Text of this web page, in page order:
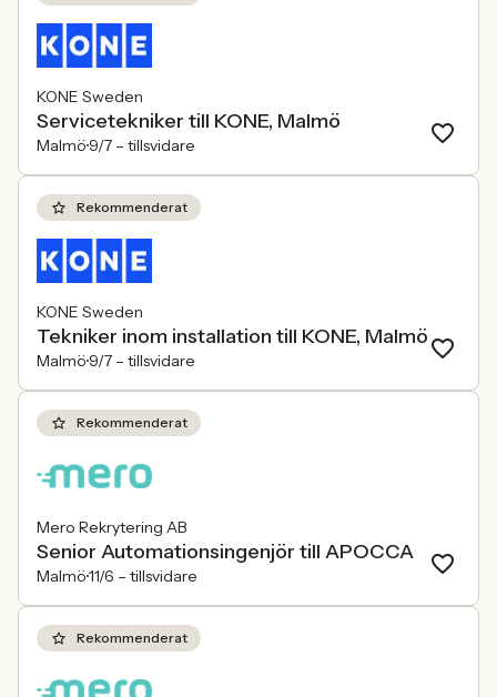
KONE Sweden
Servicetekniker till KONE, Malmö
Malmö 9/7 – tillsvidare
Rekommenderat
KONE Sweden
Tekniker inom installation till KONE, Malmö
Malmö 9/7 – tillsvidare
Rekommenderat
Mero Rekrytering AB
Senior Automationsingenjör till APOCCA
Malmö11/6 – tillsvidare
Rekommenderat